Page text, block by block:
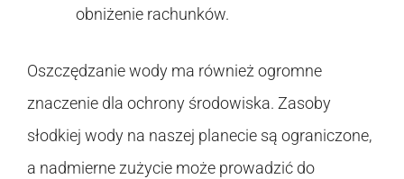
obniżenie rachunków.
Oszczędzanie wody ma również ogromne
znaczenie dla ochrony środowiska. Zasoby
słodkiej wody na naszej planecie są ograniczone,
a nadmierne zużycie może prowadzić do